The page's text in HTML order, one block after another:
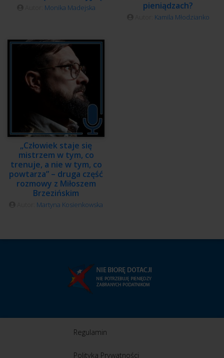
Monika Madejska
pieniądzach?
Kamila Młodzianko
„Człowiek staje się
mistrzem w tym, co
trenuje, a nie w tym, co
powtarza” – druga część
rozmowy z Miłoszem
Brzezińskim
Martyna Kosienkowska
Regulamin
Polityka Prywatności